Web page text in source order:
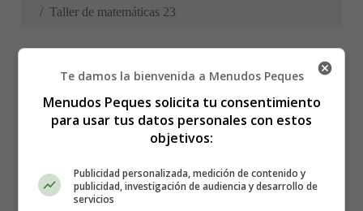
Taller de matemáticas 23
Taller de matemáticas 23
Matemáticas Primaria-
Te damos la bienvenida a Menudos Peques
Menudos Peques solicita tu consentimiento
para usar tus datos personales con estos
objetivos:
Publicidad personalizada, medición de contenido y
publicidad, investigación de audiencia y desarrollo de
servicios